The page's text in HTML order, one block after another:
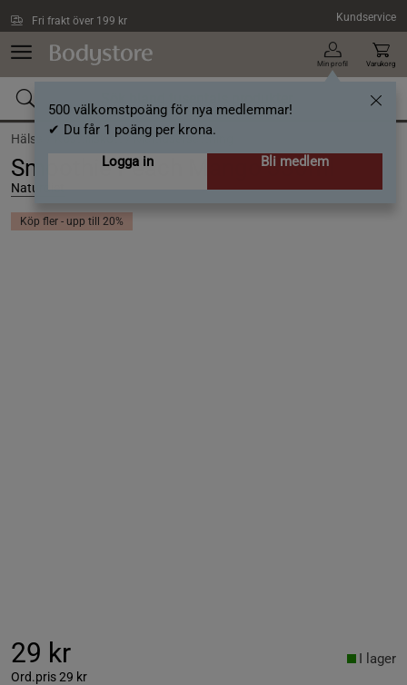
Fri frakt över 199 kr Kundservice
Min profil
500 välkomstpoäng för nya medlemmar!
✔ Du får 1 poäng per krona.
Logga in
Bli medlem
Varukorg
Hälsa / Kosttillskott /Måltidsersättning
Smoothie Peach Mango 330ml
Naturdiet
Köp fler - upp till 20%
29 kr
Ord.pris29 kr
I lager